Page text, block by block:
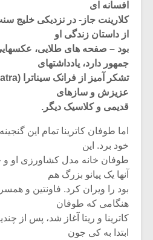
افسانه ای
کلارینت جاز- در نزدیکی خلیج
از داستان زندگی او
بود – صفحه های طلایی،
جمهور دارد، یادداشتهای
عزیزش و سازهای
قدیمی و کلاسیک دیگر.
اما طوفان کاترینا تمام این
خود برد. این
طوفان خانه مدل کشاورزی او و
آنها یک پیانو بزرگ هم
هنگامی که طوفان
کاترینا و ریتا آغاز شد، پس از
ابتدا به کی جون